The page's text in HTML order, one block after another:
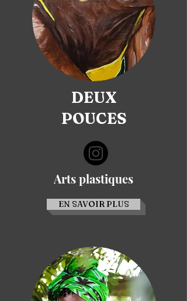
DEUX
POUCES
Arts plastiques
EN SAVOIR PLUS